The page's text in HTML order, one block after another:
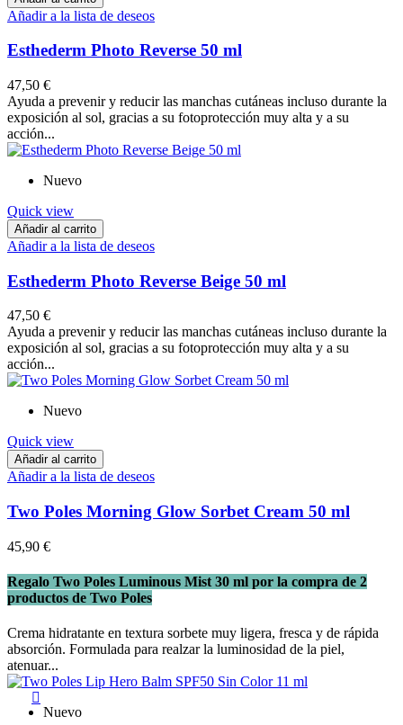
Añadir a la lista de deseos
Esthederm Photo Reverse 50 ml
47,50 €
Ayuda a prevenir y reducir las manchas cutáneas incluso durante la
exposición al sol, gracias a su fotoprotección muy alta y a su
acción...
Nuevo
Quick view
Añadir al carrito
Añadir a la lista de deseos
Esthederm Photo Reverse Beige 50 ml
47,50 €
Ayuda a prevenir y reducir las manchas cutáneas incluso durante la
exposición al sol, gracias a su fotoprotección muy alta y a su
acción...
Nuevo
Quick view
Añadir al carrito
Añadir a la lista de deseos
Two Poles Morning Glow Sorbet Cream 50 ml
45,90 €
Regalo Two Poles Luminous Mist 30 ml por la compra de 2
productos de Two Poles
Crema hidratante en textura sorbete muy ligera, fresca y de rápida
absorción. Formulada para realzar la luminosidad de la piel,
atenuar...
Nuevo
